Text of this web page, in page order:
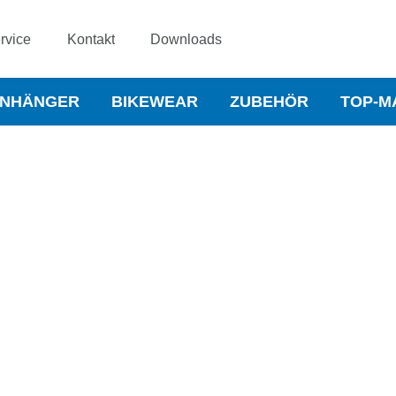
Kontakt Downloads
BIKEWEAR ZUBEHÖR TOP-